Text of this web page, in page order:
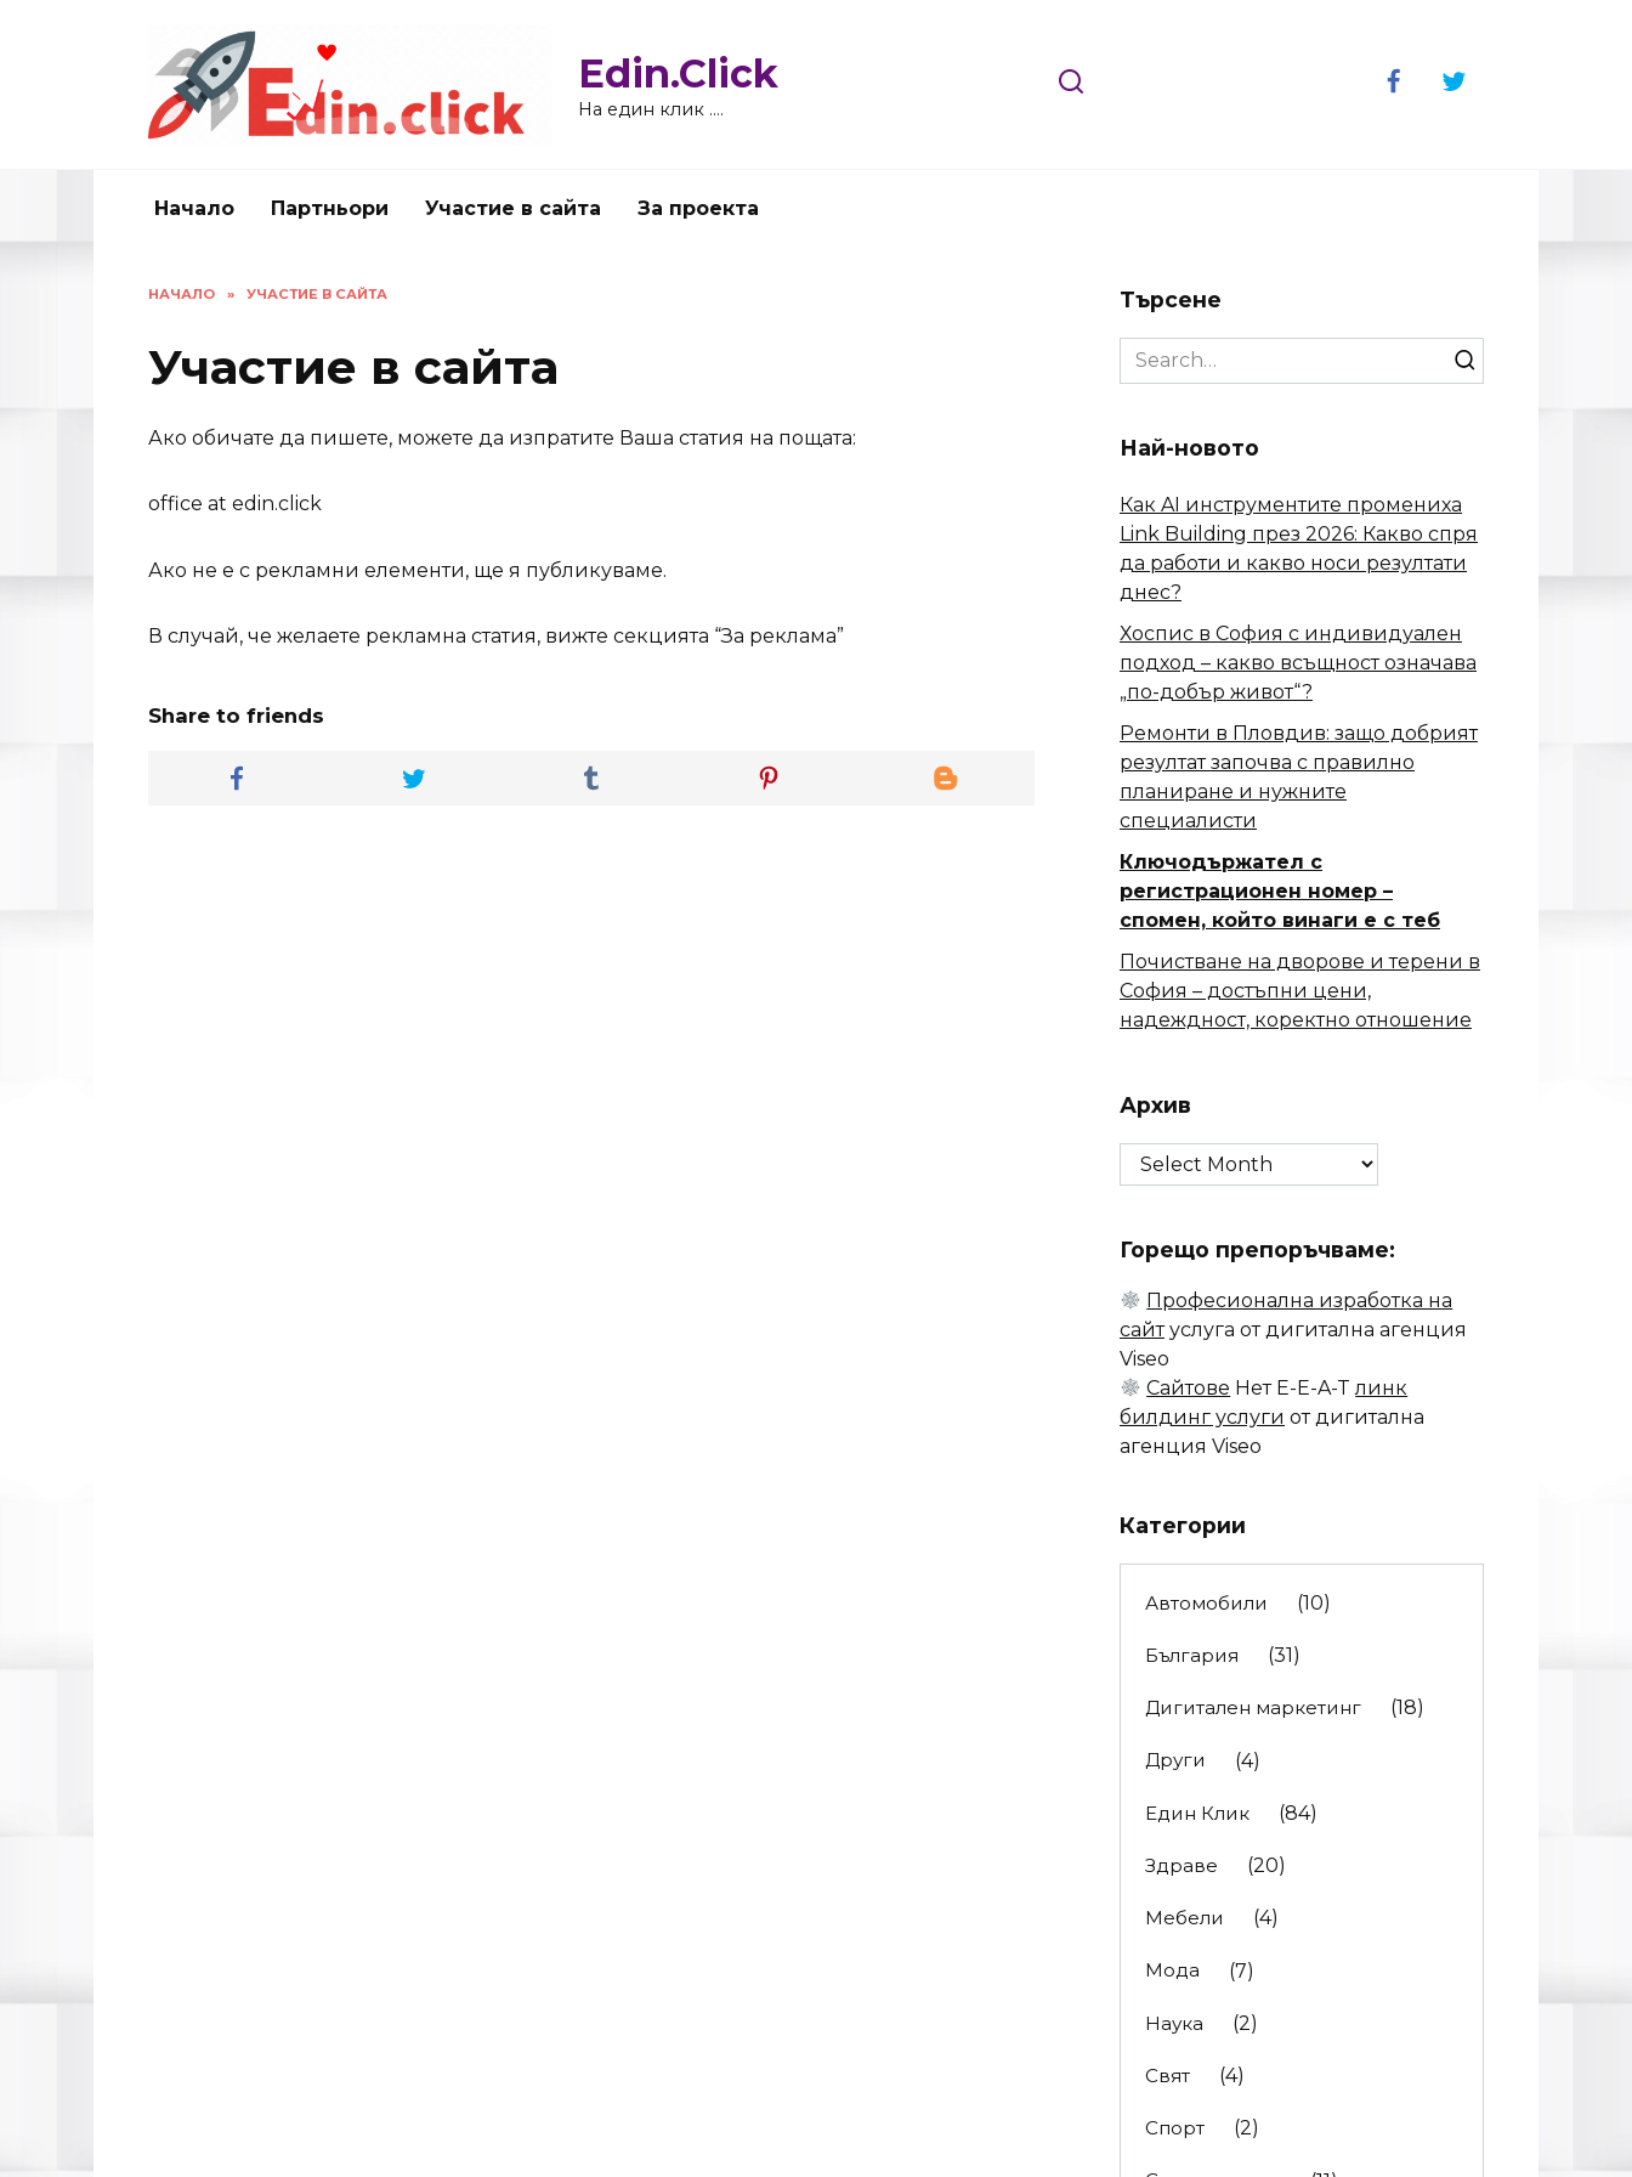
Edin.Click
На един клик ….
Начало Партньори Участие в сайта За проекта
НАЧАЛО » УЧАСТИЕ В САЙТА
Участие в сайта
Ако обичате да пишете, можете да изпратите Ваша статия на пощата:
office at edin.click
Ако не е с рекламни елементи, ще я публикуваме.
В случай, че желаете рекламна статия, вижте секцията “За реклама”
Share to friends
Търсене
Search
for:
Най-новото
Как AI инструментите промениха
Link Building през 2026: Какво спря
да работи и какво носи резултати
днес?
Хоспис в София с индивидуален
подход – какво всъщност означава
„по-добър живот“?
Ремонти в Пловдив: защо добрият
резултат започва с правилно
планиране и нужните
специалисти
Ключодържател с
регистрационен номер –
спомен, който винаги е с теб
Почистване на дворове и терени в
София – достъпни цени,
надеждност, коректно отношение
Архив
Архив
Горещо препоръчваме:
Професионална изработка на
сайтуслуга от дигитална агенция
Viseo
Сайтове Нет E-E-A-Tлинк
билдинг услуги от дигитална
агенция Viseo
Категории
Автомобили (10)
България (31)
Дигитален маркетинг (18)
Други (4)
Един Клик (84)
Здраве (20)
Мебели (4)
Мода (7)
Наука (2)
Свят (4)
Спорт (2)